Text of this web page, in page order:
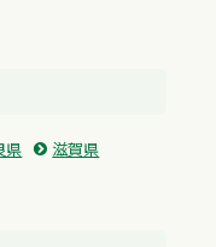
県
滋賀県